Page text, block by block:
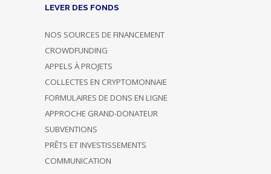
LEVER DES FONDS
NOS SOURCES DE FINANCEMENT
CROWDFUNDING
APPELS À PROJETS
COLLECTES EN CRYPTOMONNAIE
FORMULAIRES DE DONS EN LIGNE
APPROCHE GRAND-DONATEUR
SUBVENTIONS
PRÊTS ET INVESTISSEMENTS
COMMUNICATION